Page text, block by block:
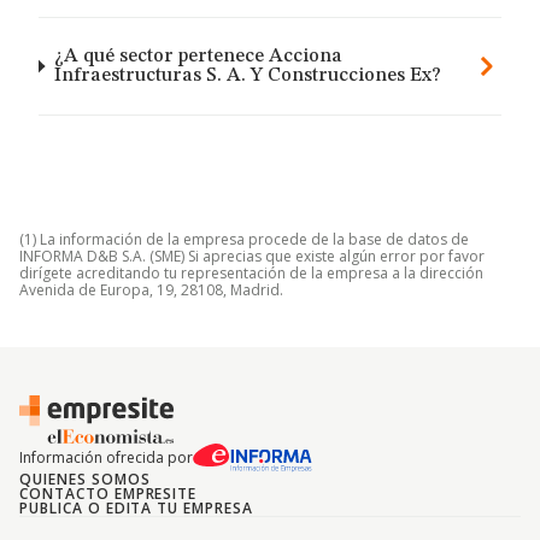
¿A qué sector pertenece Acciona
Infraestructuras S. A. Y Construcciones Ex?
(1) La información de la empresa procede de la base de datos de
INFORMA D&B S.A. (SME) Si aprecias que existe algún error por favor
dirígete acreditando tu representación de la empresa a la dirección
Avenida de Europa, 19, 28108, Madrid.
Información ofrecida por
QUIENES SOMOS
CONTACTO EMPRESITE
PUBLICA O EDITA TU EMPRESA